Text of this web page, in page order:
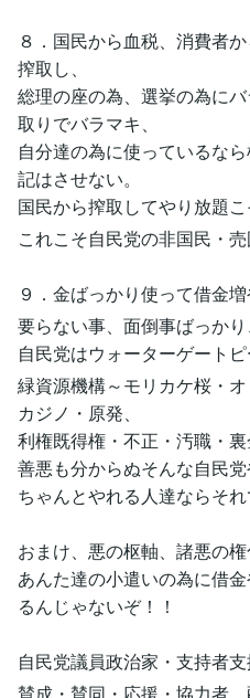
８．国民から血税、消費者
搾取し、
総理の座の為、選挙の為に
取りでバラマキ、
自分達の為に使っているな
記はさせない。
国民から搾取してやり放題こ
これこそ自民党の非国民・
９．金ばっかり使って借金
要らない事、面倒事ばっかり
自民党はウォーターゲート
緑資源機構～モリカケ桜・
カジノ・原発、
利権既得権・不正・汚職・裏
善悪も分からぬそんな自民
ちゃんとやれる人達ならそ
おまけ、悪の枢軸、諸悪の
あんた達の小遣いの為に借
るんじゃないぞ！！
自民党議員政治家・支持者支
賛成・賛同・応援・協力者